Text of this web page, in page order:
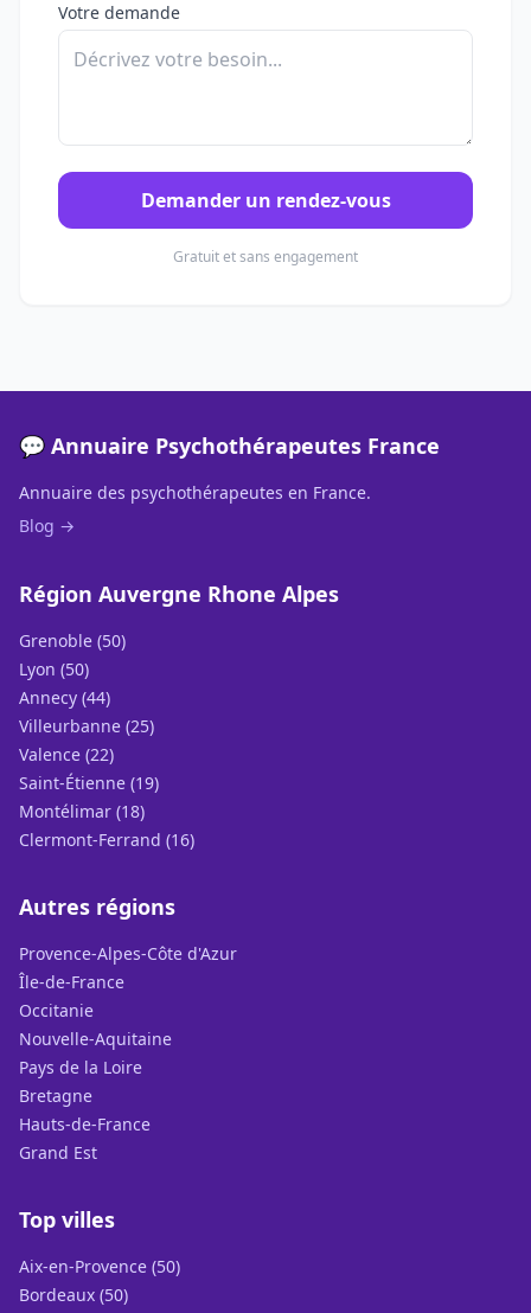
Votre demande
Demander un rendez-vous
Gratuit et sans engagement
💬 Annuaire Psychothérapeutes France
Annuaire des psychothérapeutes en France.
Blog →
Région Auvergne Rhone Alpes
Grenoble (50)
Lyon (50)
Annecy (44)
Villeurbanne (25)
Valence (22)
Saint-Étienne (19)
Montélimar (18)
Clermont-Ferrand (16)
Autres régions
Provence-Alpes-Côte d'Azur
Île-de-France
Occitanie
Nouvelle-Aquitaine
Pays de la Loire
Bretagne
Hauts-de-France
Grand Est
Top villes
Aix-en-Provence (50)
Bordeaux (50)